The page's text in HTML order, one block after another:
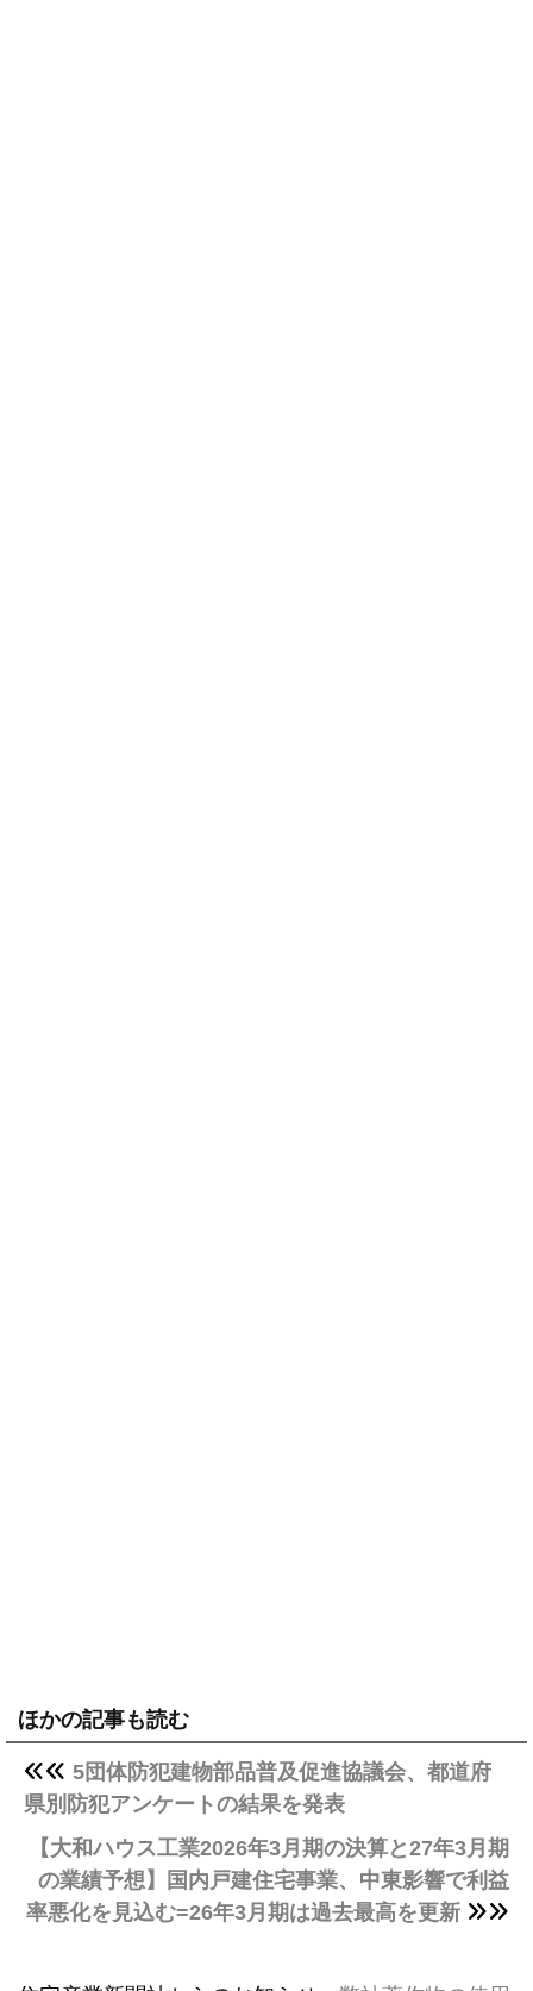
ほかの記事も読む
5団体防犯建物部品普及促進協議会、都道府
県別防犯アンケートの結果を発表
【大和ハウス工業2026年3月期の決算と27年3月期
の業績予想】国内戸建住宅事業、中東影響で利益
率悪化を見込む=26年3月期は過去最高を更新